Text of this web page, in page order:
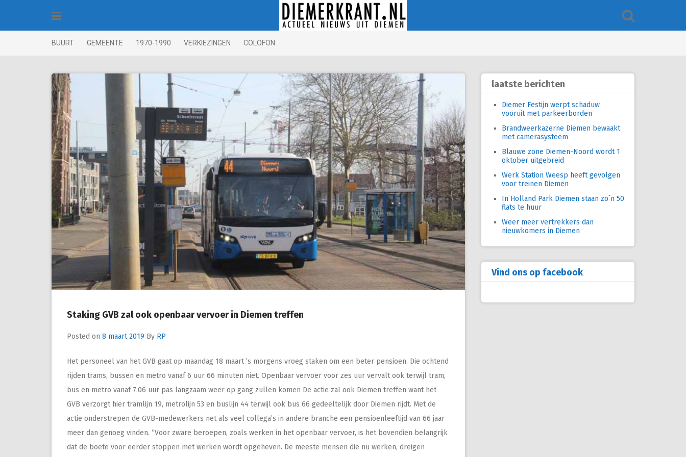
BUURT GEMEENTE 1970-1990 VERKIEZINGEN COLOFON
Staking GVB zal ook openbaar vervoer in Diemen treffen
Posted on 8 maart 2019 By RP
Het personeel van het GVB gaat op maandag 18 maart ’s morgens vroeg staken om een beter pensioen. Die ochtend
rijden trams, bussen en metro vanaf 6 uur 66 minuten niet. Openbaar vervoer voor zes uur vervalt ook terwijl tram,
bus en metro vanaf 7.06 uur pas langzaam weer op gang zullen komen De actie zal ook Diemen treffen want het
GVB verzorgt hier tramlijn 19, metrolijn 53 en buslijn 44 terwijl ook bus 66 gedeeltelijk door Diemen rijdt. Met de
actie onderstrepen de GVB-medewerkers net als veel collega’s in andere branche een pensioenleeftijd van 66 jaar
meer dan genoeg vinden. ‘’Voor zware beroepen, zoals werken in het openbaar vervoer, is het bovendien belangrijk
dat de boete voor eerder stoppen met werken wordt opgeheven. De meeste mensen die nu werken, dreigen
laatste berichten
Diemer Festijn werpt schaduw
vooruit met parkeerborden
Brandweerkazerne Diemen bewaakt
met camerasysteem
Blauwe zone Diemen-Noord wordt 1
oktober uitgebreid
Werk Station Weesp heeft gevolgen
voor treinen Diemen
In Holland Park Diemen staan zo´n 50
flats te huur
Weer meer vertrekkers dan
nieuwkomers in Diemen
Vind ons op facebook